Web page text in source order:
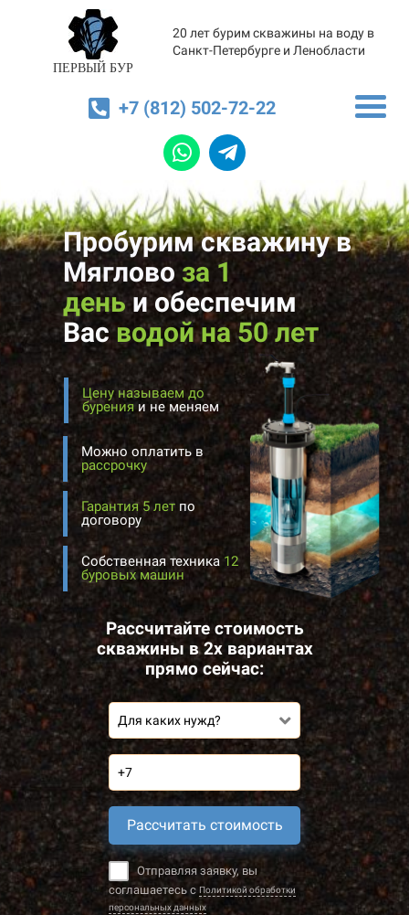
ПЕРВЫЙ БУР
20 лет бурим скважины на воду в
Санкт-Петербурге и Ленобласти
+7 (812) 502-72-22
Пробурим скважину в
Мяглово за 1
деньиобеспечим
Васводой на 50 лет
Цену называем до
буренияи не меняем
Собственная техника 12
буровых машин
Можно оплатить в
рассрочку
Рассчитайте стоимость
скважины в 2х вариантах
прямо сейчас:
Для каких нужд?
Рассчитать стоимость
Отправляя заявку, вы
соглашаетесь с Политикой обработки
персональных данных
Гарантия 5 лет по
договору